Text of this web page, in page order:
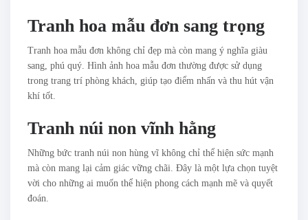
Tranh hoa mẫu đơn sang trọng
Tranh hoa mẫu đơn không chỉ đẹp mà còn mang ý nghĩa giàu
sang, phú quý. Hình ảnh hoa mẫu đơn thường được sử dụng
trong trang trí phòng khách, giúp tạo điểm nhấn và thu hút vận
khí tốt.
Tranh núi non vĩnh hằng
Những bức tranh núi non hùng vĩ không chỉ thể hiện sức mạnh
mà còn mang lại cảm giác vững chãi. Đây là một lựa chọn tuyệt
vời cho những ai muốn thể hiện phong cách mạnh mẽ và quyết
đoán.